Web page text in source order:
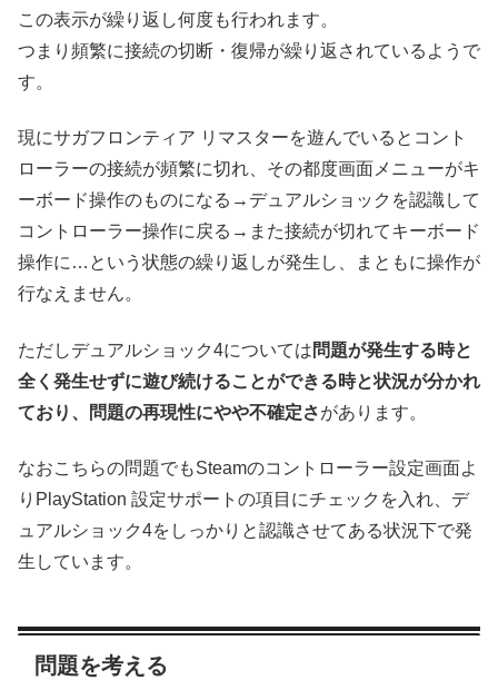
この表示が繰り返し何度も行われます。
つまり頻繁に接続の切断・復帰が繰り返されているようで
す。
現にサガフロンティア リマスターを遊んでいるとコント
ローラーの接続が頻繁に切れ、その都度画面メニューがキ
ーボード操作のものになる→デュアルショックを認識して
コントローラー操作に戻る→また接続が切れてキーボード
操作に…という状態の繰り返しが発生し、まともに操作が
行なえません。
ただしデュアルショック4については問題が発生する時と
全く発生せずに遊び続けることができる時と状況が分かれ
ており、問題の再現性にやや不確定さがあります。
なおこちらの問題でもSteamのコントローラー設定画面よ
りPlayStation 設定サポートの項目にチェックを入れ、デ
ュアルショック4をしっかりと認識させてある状況下で発
生しています。
問題を考える